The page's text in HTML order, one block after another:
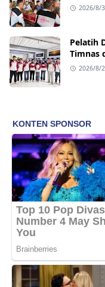
2026/8/3
Pelatih
Timnas
2026/8/2